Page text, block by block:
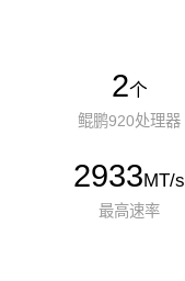
2个
鲲鹏920处理器
2933MT/s
最高速率